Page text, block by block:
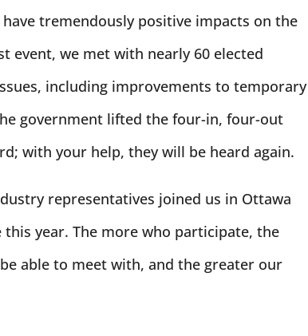
tremendously positive impacts on the
event, we met with nearly 60 elected
including improvements to temporary
government lifted the four-in, four-out
with your help, they will be heard again.
representatives joined us in Ottawa
year. The more who participate, the
able to meet with, and the greater our